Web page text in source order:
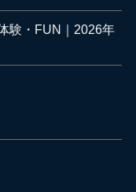
験・FUN｜2026年